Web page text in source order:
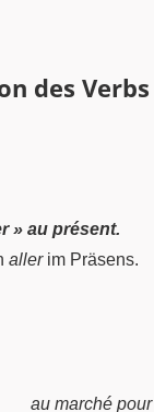
des
» au présent.
allerim Präsens.
au marché